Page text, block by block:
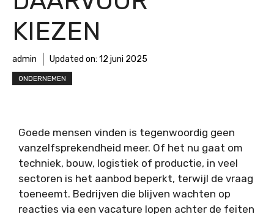
KIEZEN
admin Updated on: 12 juni 2025
ONDERNEMEN
Goede mensen vinden is tegenwoordig geen
vanzelfsprekendheid meer. Of het nu gaat om
techniek, bouw, logistiek of productie, in veel
sectoren is het aanbod beperkt, terwijl de vraag
toeneemt. Bedrijven die blijven wachten op
reacties via een vacature lopen achter de feiten